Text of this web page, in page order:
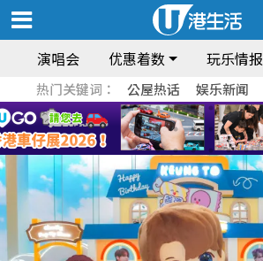
演唱会 优惠着数 玩乐情报
热门关键词： 公屋热话 娱乐新闻